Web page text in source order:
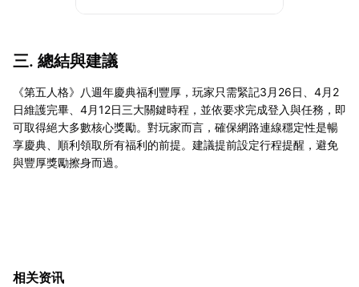
三. 總結與建議
《第五人格》八週年慶典福利豐厚，玩家只需緊記3月26日、4月2
日維護完畢、4月12日三大關鍵時程，並依要求完成登入與任務，即
可取得絕大多數核心獎勵。對玩家而言，確保網路連線穩定性是暢
享慶典、順利領取所有福利的前提。建議提前設定行程提醒，避免
與豐厚獎勵擦身而過。
相关资讯